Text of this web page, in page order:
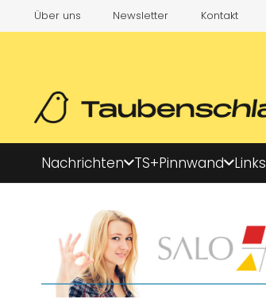
Über uns Newsletter Kontakt
Nachrichten TS+Pinnwand Links